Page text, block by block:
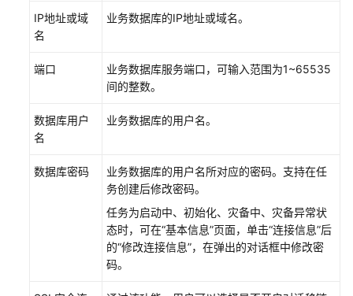
IP地址或域
名
业务数据库的IP地址或域名。
端口
业务数据库服务端口，可输入范围为1~65535
间的整数。
数据库用户
名
业务数据库的用户名。
数据库密码
业务数据库的用户名所对应的密码。支持在任
务创建后修改密码。
任务为启动中、初始化、灾备中、灾备异常状
态时，可在“基本信息”页面，单击“连接信息”后
的“修改连接信息”，在弹出的对话框中修改密
码。